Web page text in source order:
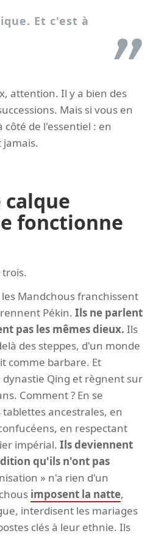
Et c'est à
attention. Il y a bien des
Mais si vous en
côté de l'essentiel : en
jamais.
fonctionne
les Mandchous franchissent
Pékin. Ils ne parlent
pas les mêmes dieux. Ils
des steppes, d'un monde
comme barbare. Et
Qing et règnent sur
Comment ? En se
ancestrales, en
en respectant
impérial. Ils deviennent
qu'ils n'ont pas
» n'a rien d'un
imposent la natte,
interdisent les mariages
clés à leur ethnie. Ils